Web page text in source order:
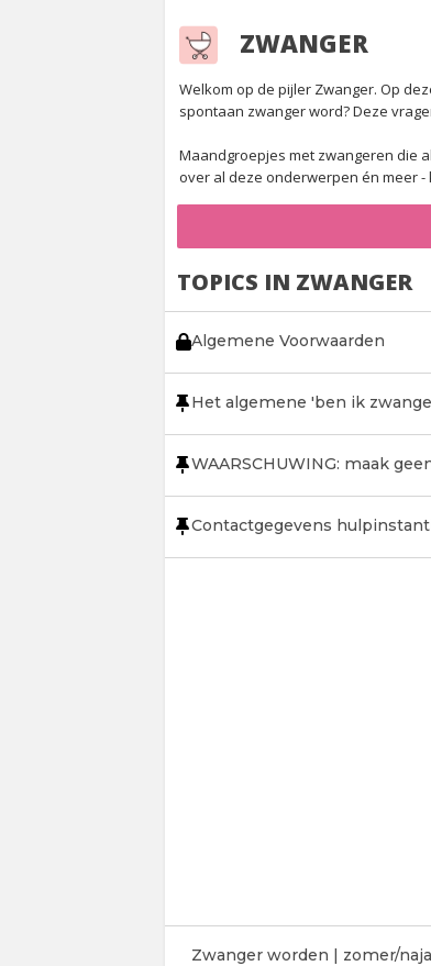
ZWANGER
Welkom op de pijler Zwanger. Op
spontaan zwanger word? Deze
Maandgroepjes met zwangeren die
over al deze onderwerpen én meer -
TOPICS IN ZWANGER
Algemene Voorwaarden
Het algemene 'ben ik
WAARSCHUWING: maak
Contactgegevens
Zwanger worden | zomer/